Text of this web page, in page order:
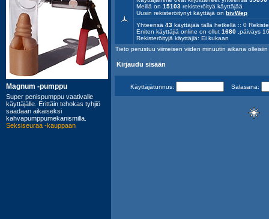
Meillä on 15103 rekisteröityä käyttäjää
Uusin rekisteröitynyt käyttäjä on bivWep
Yhteensä 43 käyttäjää tällä hetkellä :: 0
Eniten käyttäjiä online on ollut 1680 ,päiväys
Rekisteröityjä käyttäjiä: Ei kukaan
Tieto perustuu viimeisen viiden minuutin aikana
Kirjaudu sisään
Käyttäjätunnus: Salasana: